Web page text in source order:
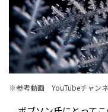
※参考動画 YouTubeチャンネ